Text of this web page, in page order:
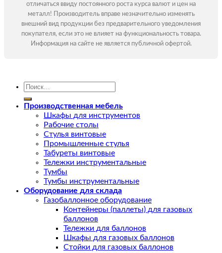
отличаться ввиду постоянного роста курса валют и цен на
металл! Производитель вправе незначительно изменять
внешний вид продукции без предварительного уведомления
покупателя, если это не влияет на функциональность товара.
Информация на сайте не является публичной офертой.
Искать:
Производственная мебель
Шкафы для инструментов
Рабочие столы
Стулья винтовые
Промышленные стулья
Табуреты винтовые
Тележки инструментальные
Тумбы
Тумбы инструментальные
Оборудование для склада
Газобаллонное оборудование
Контейнеры (паллеты) для газовых
баллонов
Тележки для баллонов
Шкафы для газовых баллонов
Стойки для газовых баллонов